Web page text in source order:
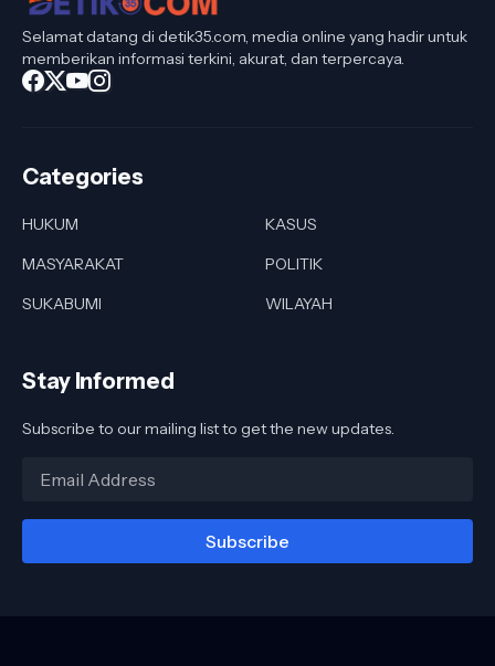
Selamat datang di detik35.com, media online yang hadir untuk
memberikan informasi terkini, akurat, dan terpercaya.
Categories
HUKUM
KASUS
MASYARAKAT
POLITIK
SUKABUMI
WILAYAH
Stay Informed
Subscribe to our mailing list to get the new updates.